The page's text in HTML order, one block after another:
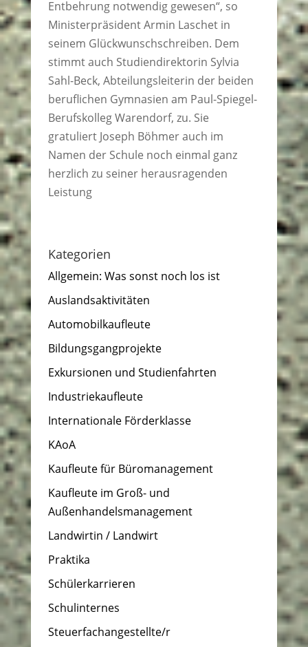
Entbehrung notwendig gewesen“, so
Ministerpräsident Armin Laschet in
seinem Glückwunschschreiben. Dem
stimmt auch Studiendirektorin Sylvia
Sahl-Beck, Abteilungsleiterin der beiden
beruflichen Gymnasien am Paul-Spiegel-
Berufskolleg Warendorf, zu. Sie
gratuliert Joseph Böhmer auch im
Namen der Schule noch einmal ganz
herzlich zu seiner herausragenden
Leistung
Kategorien
Allgemein: Was sonst noch los ist
Auslandsaktivitäten
Automobilkaufleute
Bildungsgangprojekte
Exkursionen und Studienfahrten
Industriekaufleute
Internationale Förderklasse
KAoA
Kaufleute für Büromanagement
Kaufleute im Groß- und
Außenhandelsmanagement
Landwirtin / Landwirt
Praktika
Schülerkarrieren
Schulinternes
Steuerfachangestellte/r